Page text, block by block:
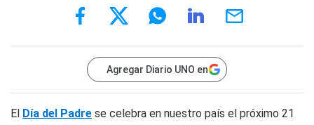
Agregar Diario UNO en
El Día del Padre se celebra en nuestro país el próximo 21